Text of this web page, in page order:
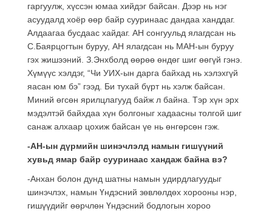
гаргуулж, хүссэн юмаа хийдэг байсан. Дээр нь нэг
асуудалд хоёр өөр байр сууринаас дандаа ханддаг.
Алдаагаа бусдаас хайдаг. АН сонгуульд ялагдсан нь
С.Баярцогтын буруу, АН ялагдсан нь МАН-ын буруу
гэх жишээний. З.Энхболд өөрөө өндөг шиг өөгүй гэнэ.
Хүмүүс хэлдэг, “Чи УИХ-ын дарга байхад нь хэлэхгүй
яасан юм бэ” гээд. Би тухай бүрт нь хэлж байсан.
Миний өгсөн ярилцлагууд байж л байна. Тэр хүн эрх
мэдэлтэй байхдаа хүн болгоныг хадаасны толгой шиг
санаж алхаар цохиж байсан үе нь өнгөрсөн гэж.
-АН-ын дүрмийн шинэчлэлд намын гишүүний
хувьд ямар байр сууринаас хандаж байна вэ?
-Анхан болон дунд шатны намын удирдлагуудыг
шинэчлэх, намын Үндэсний зөвлөлдөх хорооны нэр,
гишүүдийг өөрчлөн Үндэсний бодлогын хороо